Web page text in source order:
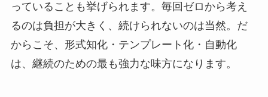
っていることも挙げられます。毎回ゼロから考え
るのは負担が大きく、続けられないのは当然。だ
からこそ、形式知化・テンプレート化・自動化
は、継続のための最も強力な味方になります。